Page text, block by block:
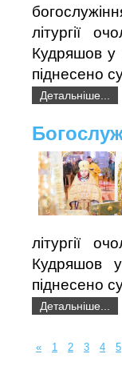
літургії
Кудряшов у
піднесено
Детальніше...
літургії
Кудряшов у
піднесено
Детальніше...
« 1 2 3 4 5